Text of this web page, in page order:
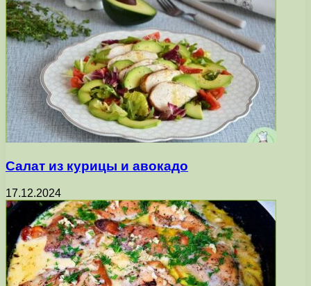
Салат из курицы и авокадо
17.12.2024